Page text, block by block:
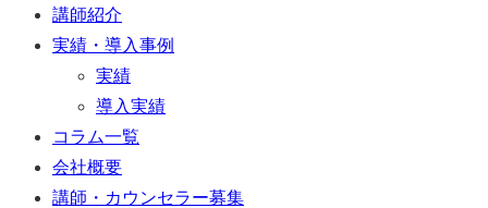
講師紹介
実績・導入事例
実績
導入実績
コラム一覧
会社概要
講師・カウンセラー募集